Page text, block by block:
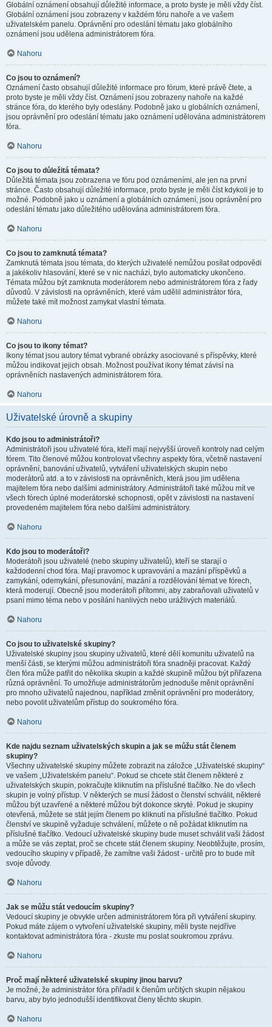
Globální oznámení obsahují důležité informace, a proto byste je měli vždy číst.
Globální oznámení jsou zobrazeny v každém fóru nahoře a ve vašem
uživatelském panelu. Oprávnění pro odeslání tématu jako globálního
oznámení jsou udělena administrátorem fóra.
Nahoru
Co jsou to oznámení?
Oznámení často obsahují důležité informace pro fórum, které právě čtete, a
proto byste je měli vždy číst. Oznámení jsou zobrazeny nahoře na každé
stránce fóra, do kterého byly odeslány. Podobně jako u globálních oznámení,
jsou oprávnění pro odeslání tématu jako oznámení udělována administrátorem
fóra.
Nahoru
Co jsou to důležitá témata?
Důležitá témata jsou zobrazena ve fóru pod oznámeními, ale jen na první
stránce. Často obsahují důležité informace, proto byste je měli číst kdykoli je to
možné. Podobně jako u oznámení a globálních oznámení, jsou oprávnění pro
odeslání tématu jako důležitého udělována administrátorem fóra.
Nahoru
Co jsou to zamknutá témata?
Zamknutá témata jsou témata, do kterých uživatelé nemůžou posílat odpovědi
a jakékoliv hlasování, které se v nic nachází, bylo automaticky ukončeno.
Témata můžou být zamknuta moderátorem nebo administrátorem fóra z řady
důvodů. V závislosti na oprávněních, které vám udělil administrátor fóra,
můžete také mít možnost zamykat vlastní témata.
Nahoru
Co jsou to ikony témat?
Ikony témat jsou autory témat vybrané obrázky asociované s příspěvky, které
můžou indikovat jejich obsah. Možnost používat ikony témat závisí na
oprávněních nastavených administrátorem fóra.
Nahoru
Uživatelské úrovně a skupiny
Kdo jsou to administrátoři?
Administrátoři jsou uživatelé fóra, kteří mají nejvyšší úroveň kontroly nad celým
fórem. Tito členové můžou kontrolovat všechny aspekty fóra, včetně nastavení
oprávnění, banování uživatelů, vytváření uživatelských skupin nebo
moderátorů atd. a to v závislosti na oprávněních, která jsou jim udělena
majitelem fóra nebo dalšími administrátory. Administrátoři také můžou mít ve
všech fórech úplné moderátorské schopnosti, opět v závislosti na nastavení
provedeném majitelem fóra nebo dalšími administrátory.
Nahoru
Kdo jsou to moderátoři?
Moderátoři jsou uživatelé (nebo skupiny uživatelů), kteří se starají o
každodenní chod fóra. Mají pravomoc k upravování a mazání příspěvků a
zamykání, odemykání, přesunování, mazání a rozdělování témat ve fórech,
která moderují. Obecně jsou moderátoři přítomni, aby zabraňovali uživatelů v
psaní mimo téma nebo v posílání hanlivých nebo urážlivých materiálů.
Nahoru
Co jsou to uživatelské skupiny?
Uživatelské skupiny jsou skupiny uživatelů, které dělí komunitu uživatelů na
menší části, se kterými můžou administrátoři fóra snadněji pracovat. Každý
člen fóra může patřit do několika skupin a každé skupině můžou být přiřazena
různá oprávnění. To umožňuje administrátorům jednoduše měnit oprávnění
pro mnoho uživatelů najednou, například změnit oprávnění pro moderátory,
nebo povolit uživatelům přístup do soukromého fóra.
Nahoru
Kde najdu seznam uživatelských skupin a jak se můžu stát členem
skupiny?
Všechny uživatelské skupiny můžete zobrazit na záložce „Uživatelské skupiny“
ve vašem „Uživatelském panelu“. Pokud se chcete stát členem některé z
uživatelských skupin, pokračujte kliknutím na příslušné tlačítko. Ne do všech
skupin je volný přístup. V některých se musí žádost o členství schválit, některé
můžou být uzavřené a některé můžou být dokonce skryté. Pokud je skupiny
otevřená, můžete se stát jejím členem po kliknutí na příslušné tlačítko. Pokud
členství ve skupině vyžaduje schválení, můžete o ně požádat kliknutím na
příslušné tlačítko. Vedoucí uživatelské skupiny bude muset schválit vaši žádost
a může se vás zeptat, proč se chcete stát členem skupiny. Neobtěžujte, prosím,
vedoucího skupiny v případě, že zamítne vaši žádost - určitě pro to bude mít
svoje důvody.
Nahoru
Jak se můžu stát vedoucím skupiny?
Vedoucí skupiny je obvykle určen administrátorem fóra při vytváření skupiny.
Pokud máte zájem o vytvoření uživatelské skupiny, měli byste nejdříve
kontaktovat administrátora fóra - zkuste mu poslat soukromou zprávu.
Nahoru
Proč mají některé uživatelské skupiny jinou barvu?
Je možné, že administrátor fóra přiřadil k členům určitých skupin nějakou
barvu, aby bylo jednodušší identifikovat členy těchto skupin.
Nahoru